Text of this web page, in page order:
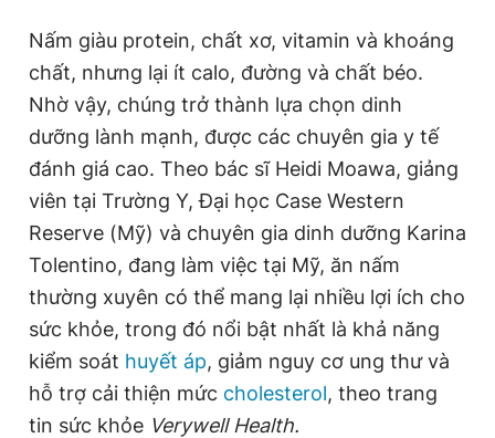
© 2003-2026 Bản quyền thuộc về Báo Thanh Niên. Cấm sao
chép dưới mọi hình thức nếu không có sự chấp thuận bằng văn
bản. Phát triển bởi ePi Technologies, JSC.
Nấm giàu protein, chất xơ, vitamin và khoáng
chất, nhưng lại ít calo, đường và chất béo.
Nhờ vậy, chúng trở thành lựa chọn dinh
dưỡng lành mạnh, được các chuyên gia y tế
đánh giá cao. Theo bác sĩ Heidi Moawa, giảng
viên tại Trường Y, Đại học Case Western
Reserve (Mỹ) và chuyên gia dinh dưỡng Karina
Tolentino, đang làm việc tại Mỹ, ăn nấm
thường xuyên có thể mang lại nhiều lợi ích cho
sức khỏe, trong đó nổi bật nhất là khả năng
kiểm soát huyết áp, giảm nguy cơ ung thư và
hỗ trợ cải thiện mức cholesterol, theo trang
tin sức khỏe Verywell Health.